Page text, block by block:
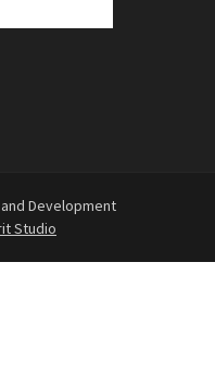
Development
Studio